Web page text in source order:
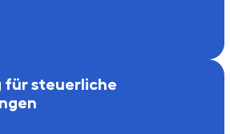
für steuerliche